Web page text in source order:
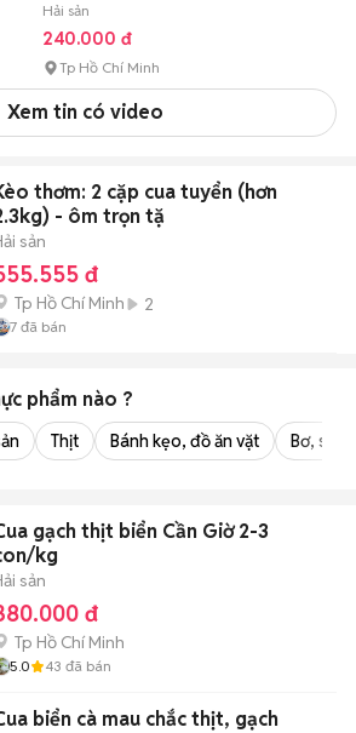
19-21 🦀
Hải sản
240.000 đ
Tp Hồ Chí Minh
Xem tin có video
thơm: 2 cặp cua tuyển (hơn
- ôm trọn tặ
sản
đ
Tp Hồ Chí Minh 2
7 đã bán
phẩm nào ?
Thịt Bánh kẹo, đồ ăn vặt Bơ,
gạch thịt biển Cần Giờ 2-3
kg
sản
đ
Tp Hồ Chí Minh
5.0 43 đã bán
biển cà mau chắc thịt, gạch